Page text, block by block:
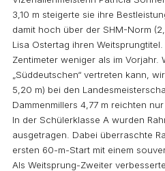
3,10 m steigerte sie ihre
damit hoch über der SHM-Norm
Lisa Ostertag ihren
Zentimeter weniger als im Vorjahr.
„Süddeutschen“ vertreten kann,
5,20 m) bei den
Dammenmillers 4,77 m reichten nur
In der Schülerklasse A wurden
ausgetragen. Dabei überraschte
ersten 60-m-Start mit einem
Als Weitsprung-Zweiter